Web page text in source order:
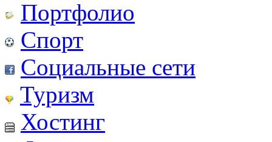
Портфолио
Спорт
Социальные сети
Туризм
Хостинг